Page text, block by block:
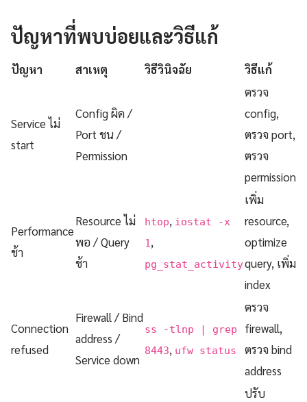
ปัญหาที่พบบ่อยและวิธีแก้
ปัญหา สาเหตุ วิธีวินิจฉัย วิธีแก้
Service ไม่
start
Config ผิด /
Port ชน /
Permission
ตรวจ
config,
ตรวจ port,
ตรวจ
permission
Performance
ช้า
Resource ไม่
พอ / Query
ช้า
htop, iostat -x
1 ,
pg_stat_activity
เพิ่ม
resource,
optimize
query, เพิ่ม
index
Connection
refused
Firewall / Bind
address /
Service down
ss -tlnp | grep
8443, ufw status
ตรวจ
firewall,
ตรวจ bind
address
ปรับ